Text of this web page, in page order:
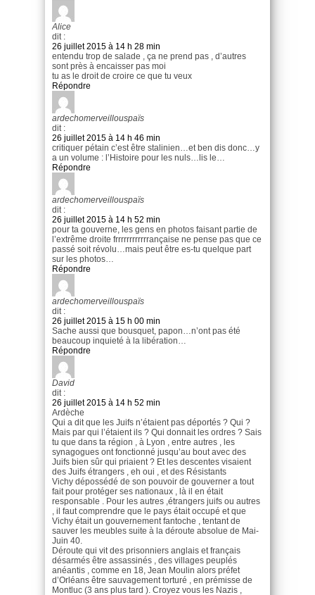
Alice
dit :
26 juillet 2015 à 14 h 28 min
entendu trop de salade , ça ne prend pas , d’autres
sont près à encaisser pas moi
tu as le droit de croire ce que tu veux
Répondre
ardechomerveillouspaïs
dit :
26 juillet 2015 à 14 h 46 min
critiquer pétain c’est être stalinien…et ben dis donc…y
a un volume : l’Histoire pour les nuls…lis le…
Répondre
ardechomerveillouspaïs
dit :
26 juillet 2015 à 14 h 52 min
pour ta gouverne, les gens en photos faisant partie de
l’extrême droite frrrrrrrrrrrrançaise ne pense pas que ce
passé soit révolu…mais peut être es-tu quelque part
sur les photos…
Répondre
ardechomerveillouspaïs
dit :
26 juillet 2015 à 15 h 00 min
Sache aussi que bousquet, papon…n’ont pas été
beaucoup inquieté à la libération…
Répondre
David
dit :
26 juillet 2015 à 14 h 52 min
Ardèche
Qui a dit que les Juifs n’étaient pas déportés ? Qui ?
Mais par qui l’étaient ils ? Qui donnait les ordres ? Sais
tu que dans ta région , à Lyon , entre autres , les
synagogues ont fonctionné jusqu’au bout avec des
Juifs bien sûr qui priaient ? Et les descentes visaient
des Juifs étrangers , eh oui , et des Résistants
Vichy dépossédé de son pouvoir de gouverner a tout
fait pour protéger ses nationaux , là il en était
responsable . Pour les autres ,étrangers juifs ou autres
, il faut comprendre que le pays était occupé et que
Vichy était un gouvernement fantoche , tentant de
sauver les meubles suite à la déroute absolue de Mai-
Juin 40.
Déroute qui vit des prisonniers anglais et français
désarmés être assassinés , des villages peuplés
anéantis , comme en 18, Jean Moulin alors préfet
d’Orléans être sauvagement torturé , en prémisse de
Montluc (3 ans plus tard ). Croyez vous les Nazis ,